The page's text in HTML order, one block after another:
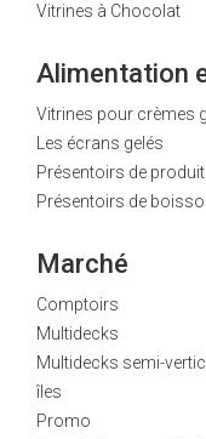
Vitrines à Chocolat
Alimentation
Vitrines pour crèmes
Les écrans gelés
Présentoirs de
Présentoirs de
Marché
Comptoirs
Multidecks
Multidecks semi-
îles
Promo